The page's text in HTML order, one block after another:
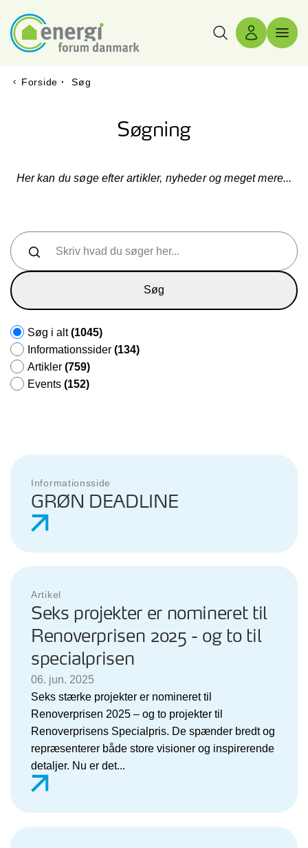
Søg Log ind
Forside · Søg
Søgning
Her kan du søge efter artikler, nyheder og meget mere...
Skriv hvad du søger her...
Søg
Søg i alt(1045)
Informationssider (134)
Artikler (759)
Events (152)
Informationsside
GRØN DEADLINE
Artikel
Seks projekter er nomineret til
Renoverprisen 2025 - og to til
specialprisen
06. jun. 2025
Seks stærke projekter er nomineret til
Renoverprisen 2025 – og to projekter til
Renoverprisens Specialpris. De spænder bredt og
repræsenterer både store visioner og inspirerende
detaljer. Nu er det...